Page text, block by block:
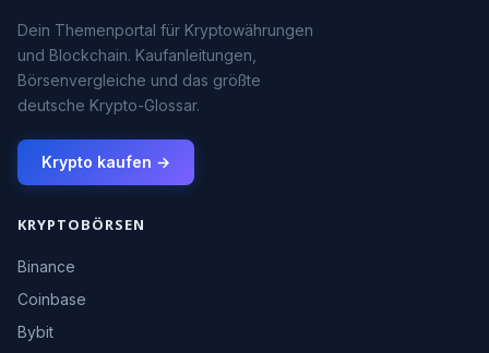
Dein Themenportal für Kryptowährungen
und Blockchain. Kaufanleitungen,
Börsenvergleiche und das größte
deutsche Krypto-Glossar.
Krypto kaufen →
KRYPTOBÖRSEN
Binance
Coinbase
Bybit